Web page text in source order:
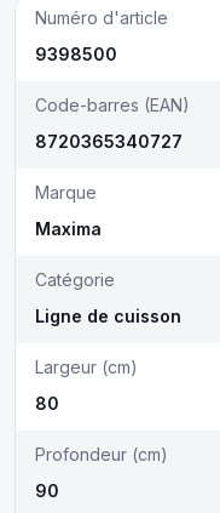
Numéro d'article
9398500
Code-barres (EAN)
8720365340727
Marque
Maxima
Catégorie
Ligne de cuisson
Largeur (cm)
80
Profondeur (cm)
90